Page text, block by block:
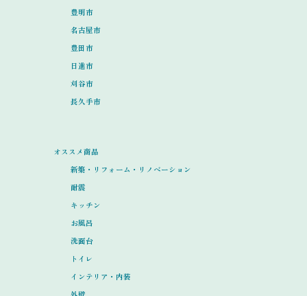
豊明市
名古屋市
豊田市
日進市
刈谷市
長久手市
オススメ商品
新築・リフォーム・リノベーション
耐震
キッチン
お風呂
洗面台
トイレ
インテリア・内装